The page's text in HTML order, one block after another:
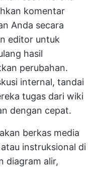
komentar
Anda secara
editor untuk
hasil
perubahan.
internal, tandai
tugas dari wiki
dengan cepat.
berkas media
instruksional di
diagram alir,